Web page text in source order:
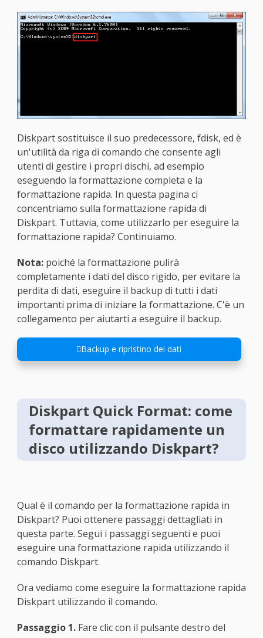
Diskpart sostituisce il suo predecessore, fdisk, ed è
un'utilità da riga di comando che consente agli
utenti di gestire i propri dischi, ad esempio
eseguendo la formattazione completa e la
formattazione rapida. In questa pagina ci
concentriamo sulla formattazione rapida di
Diskpart. Tuttavia, come utilizzarlo per eseguire la
formattazione rapida? Continuiamo.
Nota:poiché la formattazione pulirà
completamente i dati del disco rigido, per evitare la
perdita di dati, eseguire il backup di tutti i dati
importanti prima di iniziare la formattazione. C'è un
collegamento per aiutarti a eseguire il backup.
Backup e ripristino dei dati
Diskpart Quick Format: come
formattare rapidamente un
disco utilizzando Diskpart?
Qual è il comando per la formattazione rapida in
Diskpart? Puoi ottenere passaggi dettagliati in
questa parte. Segui i passaggi seguenti e puoi
eseguire una formattazione rapida utilizzando il
comando Diskpart.
Ora vediamo come eseguire la formattazione rapida
Diskpart utilizzando il comando.
Passaggio 1.Fare clic con il pulsante destro del